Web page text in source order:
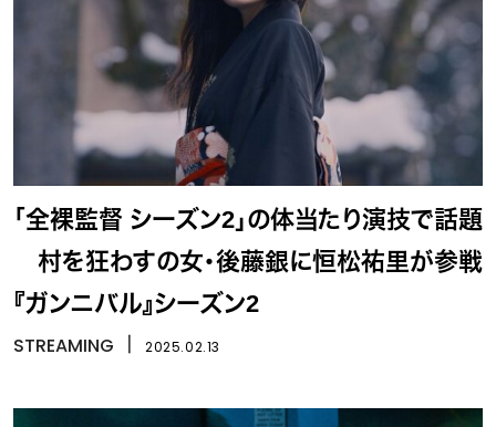
「全裸監督 シーズン2」の体当たり演技で話題
村を狂わすの女・後藤銀に恒松祐里が参戦
『ガンニバル』シーズン2
STREAMING 2025.02.13